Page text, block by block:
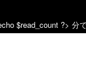
$read_count ?> 分